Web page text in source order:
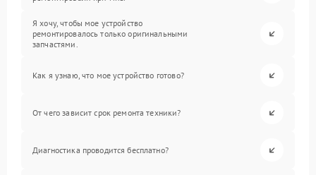
Я хочу, чтобы мое устройство
ремонтировалось только оригинальными
запчастями.
Как я узнаю, что мое устройство готово?
От чего зависит срок ремонта техники?
Диагностика проводится бесплатно?